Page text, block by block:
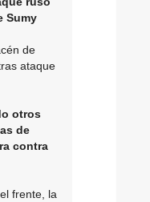
Sumy
de
ataque
otros
de
contra
frente, la